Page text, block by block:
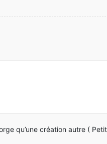
qu’une création autre (